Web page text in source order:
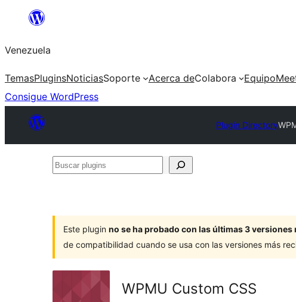
Saltar
contenido
Venezuela
TemasPluginsNoticiasSoporte Acerca deColabora Equipo
Consigue WordPress
Plugin Directory
Buscar
Este plugin no se ha probado con las últimas 3 versiones
de compatibilidad cuando se usa con las versiones más
WPMU Custom CSS